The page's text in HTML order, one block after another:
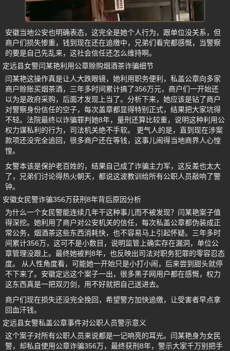
安徽当地公安也明确表态，这完全是她个人行为，跟单位没关系，但
商户们损失惨重，钱到现在还在追缴中，兄弟们看完都感慨，当警察
的要是自己先乱来，这社会信任还怎么维持啊。
定远县女警闫某艳利用公章赊购烟酒茶诈骗细节
闫某艳这操作真是让人大跌眼镜，她利用职务便利，私盖公章向多家
商户赊账买烟茶酒，三年多时间累计搞了356万元，商户们一开始还
以为是政府采购，后面才发现上当了。分析下来，她应该是钻了商户
对警察身份信任的空子，每次盖章都显得特别正式，结果把大家坑得
不轻。法院最终以诈骗罪判她8年，量刑还算比较重，说明这种利用公
权力谋私利的行为，司法机关绝不手软。 更气人的是，直到现在涉案
款项还没完全追回，很多商户还在等钱，这事儿闹得当地商界人心惶
惶。
女警本该是保护老百姓的，结果自己成了诈骗主力军，这反差也太大
了，兄弟们讨论得热火朝天，都说这波教训给所有公职人员敲响了警
钟。
安徽女民警诈骗356万获刑8年背后原因分析
为什么一个女民警能连续几年干这种事儿而不被发现？闫某艳案子值
得深挖。她利用了商户对公安机关的信任，每次私盖公章都伪装成正
常公务，烟酒茶这些东西消耗快，也不容易马上引起怀疑。三年多时
间累计356万，这可不是小数目，说明监管上确实存在漏洞，单位公
章管理没跟上。最终她被判8年，也反映出司法对职务犯罪的零容忍态
度。 从人性角度看，可能她一开始只是小打小闹，后来尝到甜头就停
不下来了。安徽定远这个案子一出，很多黑子网用户都在感慨，权力
这东西真是一把双刃剑，用不好就把自己送进去。
商户们现在损失还没完全挽回，希望警方加快追缴，让受害者早点拿
回血汗钱。
定远县女警私盖公章事件对公职人员警示意义
这个案子对所有公职人员来说都是一记响亮的耳光。闫某艳身为女民
警，却私自使用公章诈骗356万，最终获刑8年，警示大家千万别把手